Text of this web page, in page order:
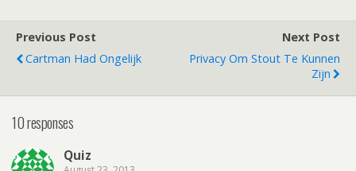
Previous Post
Cartman Had Ongelijk
Next Post
Privacy Om Stout Te Kunnen
Zijn
10 responses
Quiz